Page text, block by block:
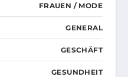
FRAUEN / MODE
GENERAL
GESCHÄFT
GESUNDHEIT